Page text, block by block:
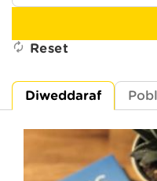
Reset
Diweddaraf